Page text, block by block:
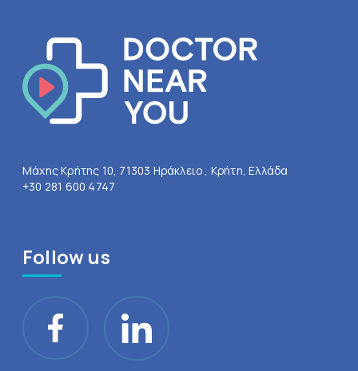
Μάχης Κρήτης 10, 71303 Ηράκλειο , Κρήτη, Ελλάδα
+30 281 600 4747
Follow us